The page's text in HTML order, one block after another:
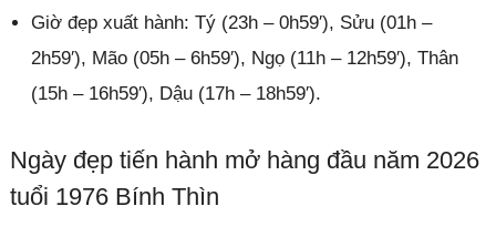
Giờ đẹp xuất hành: Tý (23h – 0h59′), Sửu (01h –
2h59′), Mão (05h – 6h59′), Ngọ (11h – 12h59′), Thân
(15h – 16h59′), Dậu (17h – 18h59′).
Ngày đẹp tiến hành mở hàng đầu năm 2026
tuổi 1976 Bính Thìn